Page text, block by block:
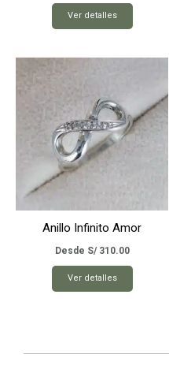
Ver detalles
Este
producto
múltiples
opciones
se
pueden
de
Anillo Infinito Amor
Desde S/310.00
Ver detalles
Este
producto
Las